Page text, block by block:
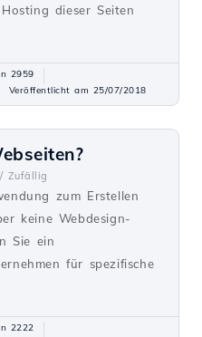
dieser Seiten
2959
Veröffentlicht am 25/07/2018
Zufällig
zum Erstellen
keine Webdesign-
Sie ein
für spezifische
2222